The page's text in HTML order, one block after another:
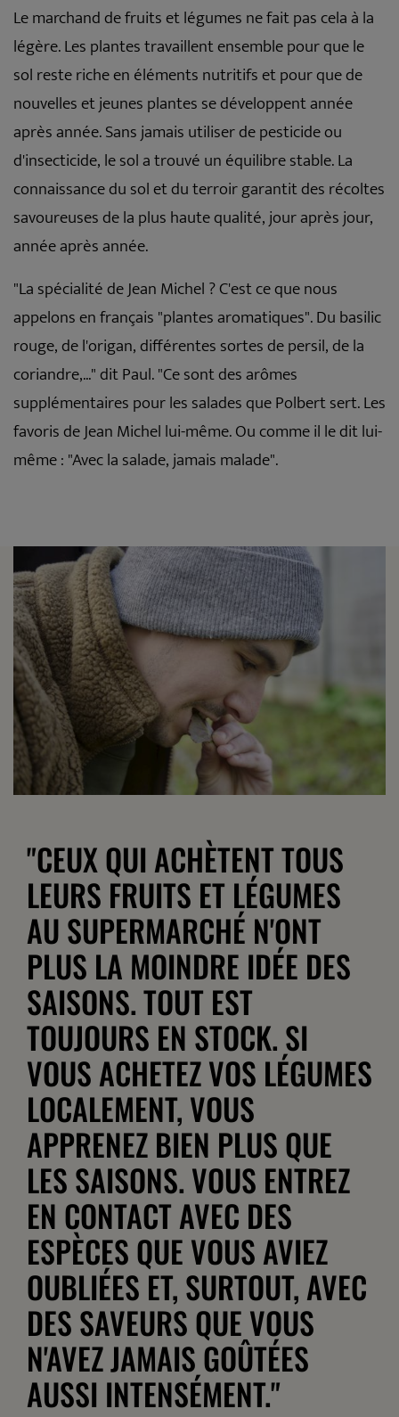
Le marchand de fruits et légumes ne fait pas cela à la
légère. Les plantes travaillent ensemble pour que le
sol reste riche en éléments nutritifs et pour que de
nouvelles et jeunes plantes se développent année
après année. Sans jamais utiliser de pesticide ou
d'insecticide, le sol a trouvé un équilibre stable. La
connaissance du sol et du terroir garantit des récoltes
savoureuses de la plus haute qualité, jour après jour,
année après année.
"La spécialité de Jean Michel ? C'est ce que nous
appelons en français "plantes aromatiques". Du basilic
rouge, de l'origan, différentes sortes de persil, de la
coriandre,..." dit Paul. "Ce sont des arômes
supplémentaires pour les salades que Polbert sert. Les
favoris de Jean Michel lui-même. Ou comme il le dit lui-
même : "Avec la salade, jamais malade".
"CEUX QUI ACHÈTENT TOUS
LEURS FRUITS ET LÉGUMES
AU SUPERMARCHÉ N'ONT
PLUS LA MOINDRE IDÉE DES
SAISONS. TOUT EST
TOUJOURS EN STOCK. SI
VOUS ACHETEZ VOS LÉGUMES
LOCALEMENT, VOUS
APPRENEZ BIEN PLUS QUE
LES SAISONS. VOUS ENTREZ
EN CONTACT AVEC DES
ESPÈCES QUE VOUS AVIEZ
OUBLIÉES ET, SURTOUT, AVEC
DES SAVEURS QUE VOUS
N'AVEZ JAMAIS GOÛTÉES
AUSSI INTENSÉMENT."